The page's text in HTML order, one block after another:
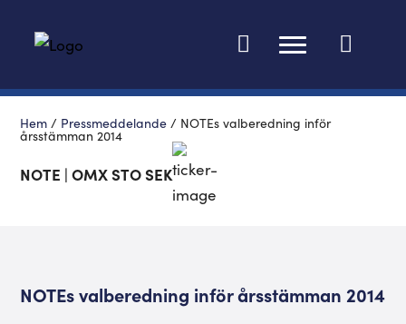
Hem / Pressmeddelande / NOTEs valberedning inför
årsstämman 2014
NOTE | OMX STO SEK
NOTEs valberedning inför årsstämman 2014